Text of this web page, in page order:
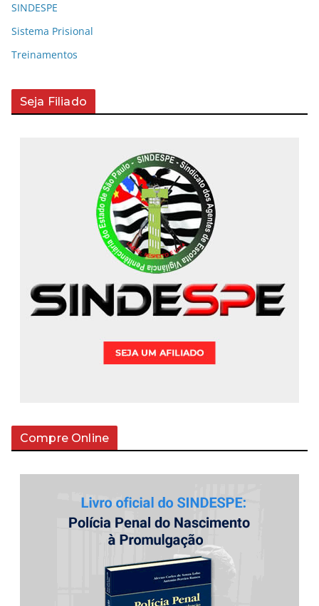
SINDESPE
Sistema Prisional
Treinamentos
Seja Filiado
Compre Online